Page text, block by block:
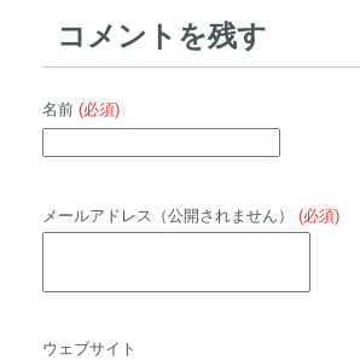
コメントを残す
名前 (必須)
メールアドレス（公開されません） (必須)
ウェブサイト